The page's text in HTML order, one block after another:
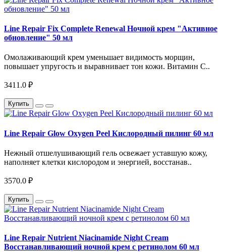
Line Repair Fix Complete Renewal Ночной крем "Активное
обновление" 50 мл
Омолаживающий крем уменьшает видимость морщин,
повышает упругость и выравнивает тон кожи. Витамин С..
3411.0 ₽
Купить
Line Repair Glow Oxygen Peel Кислородный пилинг 60 мл
Нежный отшелушивающий гель освежает уставшую кожу,
наполняет клетки кислородом и энергией, восстанав..
3570.0 ₽
Купить
Line Repair Nutrient Niacinamide Night Cream
Восстанавливающий ночной крем с ретинолом 60 мл